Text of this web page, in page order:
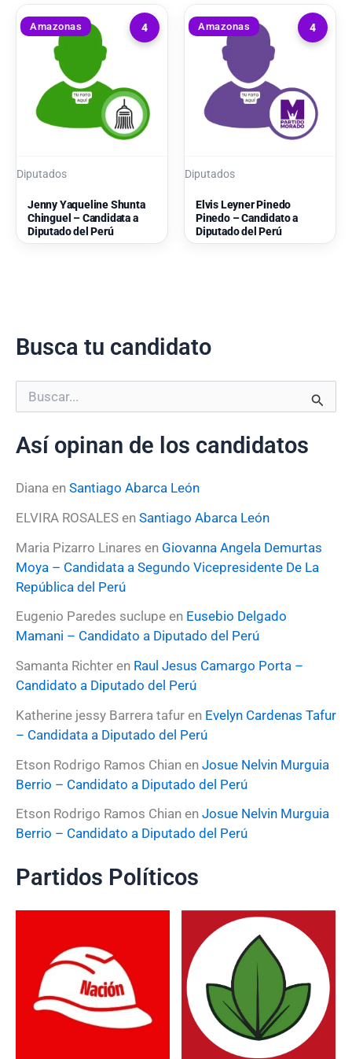
4
Amazonas
Diputados
Jenny Yaqueline Shunta
Chinguel – Candidata a
Diputado del Perú
4
Amazonas
Diputados
Elvis Leyner Pinedo
Pinedo – Candidato a
Diputado del Perú
Busca tu candidato
u
c
p
r
Así opinan de los candidatos
Diana en Santiago Abarca León
ELVIRA ROSALES en Santiago Abarca León
Maria Pizarro Linares en Giovanna Angela Demurtas
Moya – Candidata a Segundo Vicepresidente De La
República del Perú
Eugenio Paredes suclupe en Eusebio Delgado
Mamani – Candidato a Diputado del Perú
Samanta Richter en Raul Jesus Camargo Porta –
Candidato a Diputado del Perú
Katherine jessy Barrera tafur en Evelyn Cardenas Tafur
– Candidata a Diputado del Perú
Etson Rodrigo Ramos Chian en Josue Nelvin Murguia
Berrio – Candidato a Diputado del Perú
Etson Rodrigo Ramos Chian en Josue Nelvin Murguia
Berrio – Candidato a Diputado del Perú
Partidos Políticos